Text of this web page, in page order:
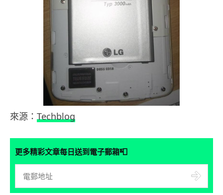
來源： Techblog
更多精彩文章每日送到電子郵箱📮